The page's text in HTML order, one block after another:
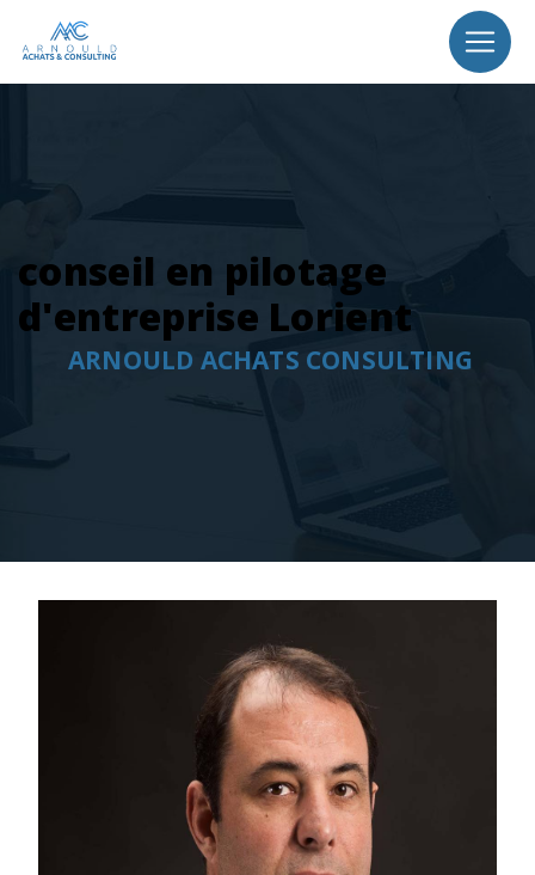
conseil en pilotage
d'entreprise Lorient
ARNOULD ACHATS CONSULTING
Panneau de gestion des cookies